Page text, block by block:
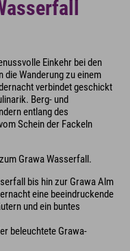
Einkehr bei den
die Wanderung zu einem
verbindet geschickt
Berg- und
entlang des
Schein der Fackeln
Grawa Wasserfall.
bis hin zur Grawa Alm
eine beeindruckende
und ein buntes
beleuchtete Grawa-